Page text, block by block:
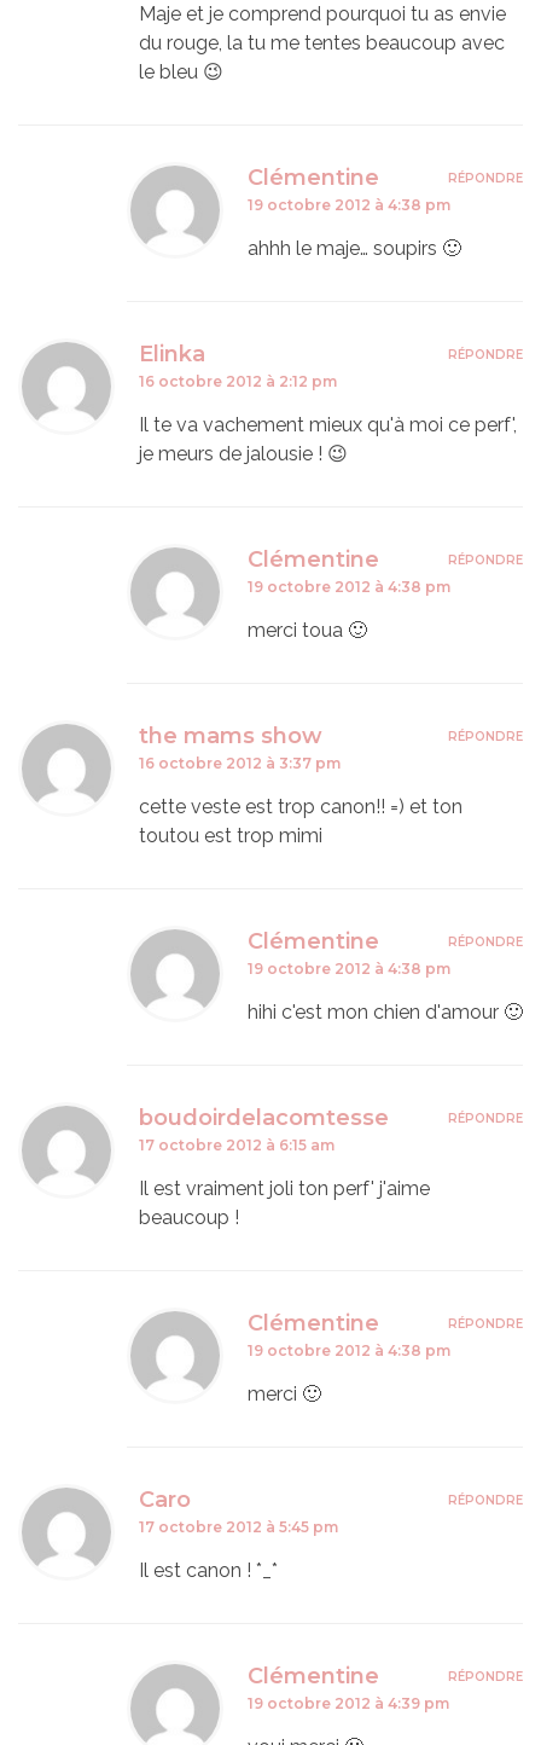
Maje et je comprend pourquoi tu as envie
du rouge, la tu me tentes beaucoup avec
le bleu 😉
Clémentine
19 octobre 2012 à 4:38 pm
ahhh le maje… soupirs 🙂
RÉPONDRE
Elinka
16 octobre 2012 à 2:12 pm
Il te va vachement mieux qu'à moi ce perf',
je meurs de jalousie ! 😉
RÉPONDRE
Clémentine
19 octobre 2012 à 4:38 pm
merci toua 🙂
RÉPONDRE
the mams show
16 octobre 2012 à 3:37 pm
cette veste est trop canon!! =) et ton
toutou est trop mimi
RÉPONDRE
Clémentine
19 octobre 2012 à 4:38 pm
hihi c'est mon chien d'amour 🙂
RÉPONDRE
boudoirdelacomtesse
17 octobre 2012 à 6:15 am
Il est vraiment joli ton perf' j'aime
beaucoup !
RÉPONDRE
Clémentine
19 octobre 2012 à 4:38 pm
merci 🙂
RÉPONDRE
Caro
17 octobre 2012 à 5:45 pm
Il est canon ! *_*
RÉPONDRE
Clémentine
19 octobre 2012 à 4:39 pm
RÉPONDRE